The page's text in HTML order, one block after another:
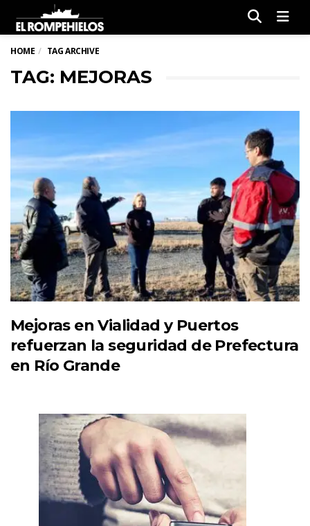
HOME TAG ARCHIVE
TAG: MEJORAS
Mejoras en Vialidad y Puertos
refuerzan la seguridad de Prefectura
en Río Grande